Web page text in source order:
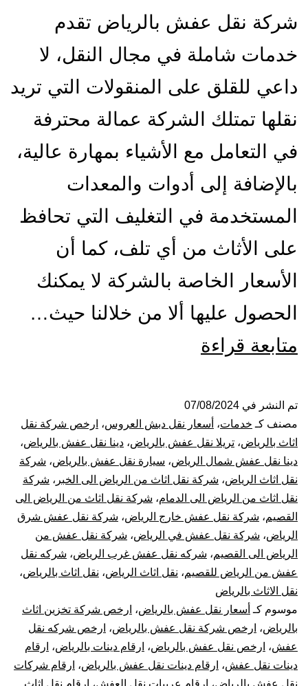
شركة نقل عفش بالرياض تقدم
خدمات شاملة في مجال النقل، لا
داعي للقلق على المنقولات التي تريد
نقلها تمتلك الشركة عمالة محترفة
في التعامل مع الأشياء بمهارة عالية،
بالإضافة إلى أدوات والمعدات
المستخدمة في التغليف التي تحافظ
على الأثاث من أي تلف، كما أن
الأسعار الخاصة بالشركة لا يمكنك
الحصول عليها ألا من خلالنا حيث…
متابعة قراءة
عفش
بالرياض
فك
تركيب
تغليف
ضمان
تم النشر في 07/08/2024
مصنف كـ خدمات، أسعار نقل دبش العروس، ارخص شركة نقل
اثاث بالرياض، تريلا نقل عفش بالرياض، دينا نقل عفش بالرياض،
دينا نقل عفش شمال الرياض، سيارة نقل عفش بالرياض، شركة
نقل اثاث الرياض، شركة نقل اثاث من الرياض الى الخبر ، شركة
نقل اثاث من الرياض الى الدمام، شركة نقل اثاث من الرياض الى
القصيم، شركة نقل عفش خارج الرياض، شركة نقل عفش شرق
الرياض، شركة نقل عفش في الرياض، شركة نقل عفش من
الرياض الى القصيم، شركه نقل عفش غرب الرياض، شركه نقل
عفش من الرياض للقصيم، نقل اثاث الرياض، نقل اثاث بالرياض،
نقل الاثاث بالرياض
موسوم كـ أسعار نقل عفش بالرياض، ارخص شركة تخزين اثاث
بالرياض، ارخص شركة نقل عفش بالرياض، ارخص شركه نقل
عفش، ارخص نقل عفش بالرياض، ارقام دينات بالرياض، ارقام
دينات نقل عفش، ارقام دينات نقل عفش بالرياض، ارقام شركات